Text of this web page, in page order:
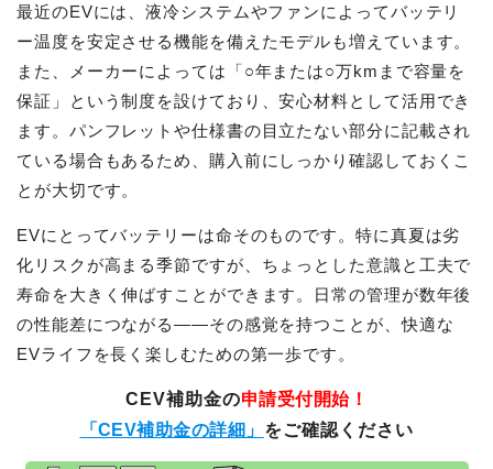
最近のEVには、液冷システムやファンによってバッテリ
ー温度を安定させる機能を備えたモデルも増えています。
また、メーカーによっては「○年または○万kmまで容量を
保証」という制度を設けており、安心材料として活用でき
ます。パンフレットや仕様書の目立たない部分に記載され
ている場合もあるため、購入前にしっかり確認しておくこ
とが大切です。
EVにとってバッテリーは命そのものです。特に真夏は劣
化リスクが高まる季節ですが、ちょっとした意識と工夫で
寿命を大きく伸ばすことができます。日常の管理が数年後
の性能差につながる――その感覚を持つことが、快適な
EVライフを長く楽しむための第一歩です。
CEV補助金の申請受付開始！
「CEV補助金の詳細」 をご確認ください